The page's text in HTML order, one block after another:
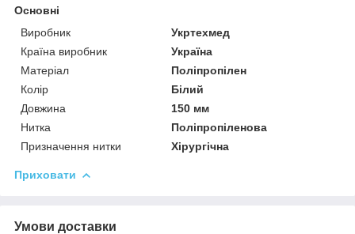
Основні
Виробник
Укртехмед
Країна виробник
Україна
Матеріал
Поліпропілен
Колір
Білий
Довжина
150 мм
Нитка
Поліпропіленова
Призначення нитки
Хірургічна
Приховати
Умови доставки